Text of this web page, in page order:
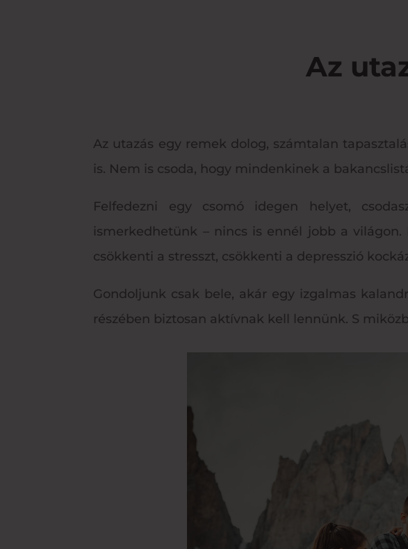
Az
Az utazás egy remek dolog, számtalan
is. Nem is csoda, hogy mindenkinek a
Felfedezni egy csomó idegen helyet,
ismerkedhetünk – nincs is ennél jobb a
csökkenti a stresszt, csökkenti a depresszió
Gondoljunk csak bele, akár egy izgalmas
részében biztosan aktívnak kell lennünk. S